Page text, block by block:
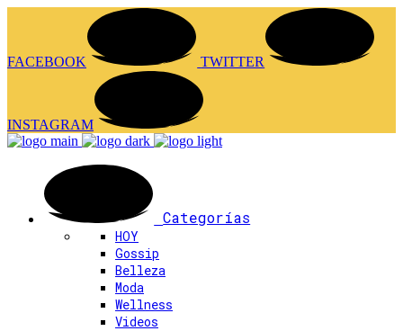
FACEBOOK TWITTER
INSTAGRAM
Categorías
HOY
Gossip
Belleza
Moda
Wellness
Videos